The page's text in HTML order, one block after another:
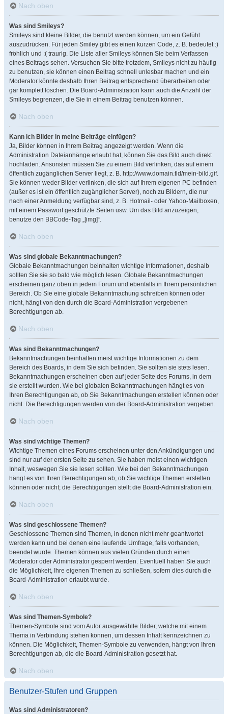
Nach oben
Was sind Smileys?
Smileys sind kleine Bilder, die benutzt werden können, um ein Gefühl
auszudrücken. Für jeden Smiley gibt es einen kurzen Code, z. B. bedeutet :)
fröhlich und :( traurig. Die Liste aller Smileys können Sie beim Verfassen
eines Beitrags sehen. Versuchen Sie bitte trotzdem, Smileys nicht zu häufig
zu benutzen, sie können einen Beitrag schnell unlesbar machen und ein
Moderator könnte deshalb Ihren Beitrag entsprechend überarbeiten oder
gar komplett löschen. Die Board-Administration kann auch die Anzahl der
Smileys begrenzen, die Sie in einem Beitrag benutzen können.
Nach oben
Kann ich Bilder in meine Beiträge einfügen?
Ja, Bilder können in Ihrem Beitrag angezeigt werden. Wenn die
Administration Dateianhänge erlaubt hat, können Sie das Bild auch direkt
hochladen. Ansonsten müssen Sie zu einem Bild verlinken, das auf einem
öffentlich zugänglichen Server liegt, z. B. http://www.domain.tld/mein-bild.gif.
Sie können weder Bilder verlinken, die sich auf Ihrem eigenen PC befinden
(außer es ist ein öffentlich zugänglicher Server), noch zu Bildern, die nur
nach einer Anmeldung verfügbar sind, z. B. Hotmail- oder Yahoo-Mailboxen,
mit einem Passwort geschützte Seiten usw. Um das Bild anzuzeigen,
benutze den BBCode-Tag „[img]“.
Nach oben
Was sind globale Bekanntmachungen?
Globale Bekanntmachungen beinhalten wichtige Informationen, deshalb
sollten Sie sie so bald wie möglich lesen. Globale Bekanntmachungen
erscheinen ganz oben in jedem Forum und ebenfalls in Ihrem persönlichen
Bereich. Ob Sie eine globale Bekanntmachung schreiben können oder
nicht, hängt von den durch die Board-Administration vergebenen
Berechtigungen ab.
Nach oben
Was sind Bekanntmachungen?
Bekanntmachungen beinhalten meist wichtige Informationen zu dem
Bereich des Boards, in dem Sie sich befinden. Sie sollten sie stets lesen.
Bekanntmachungen erscheinen oben auf jeder Seite des Forums, in dem
sie erstellt wurden. Wie bei globalen Bekanntmachungen hängt es von
Ihren Berechtigungen ab, ob Sie Bekanntmachungen erstellen können oder
nicht. Die Berechtigungen werden von der Board-Administration vergeben.
Nach oben
Was sind wichtige Themen?
Wichtige Themen eines Forums erscheinen unter den Ankündigungen und
sind nur auf der ersten Seite zu sehen. Sie haben meist einen wichtigen
Inhalt, weswegen Sie sie lesen sollten. Wie bei den Bekanntmachungen
hängt es von Ihren Berechtigungen ab, ob Sie wichtige Themen erstellen
können oder nicht; die Berechtigungen stellt die Board-Administration ein.
Nach oben
Was sind geschlossene Themen?
Geschlossene Themen sind Themen, in denen nicht mehr geantwortet
werden kann und bei denen eine laufende Umfrage, falls vorhanden,
beendet wurde. Themen können aus vielen Gründen durch einen
Moderator oder Administrator gesperrt werden. Eventuell haben Sie auch
die Möglichkeit, Ihre eigenen Themen zu schließen, sofern dies durch die
Board-Administration erlaubt wurde.
Nach oben
Was sind Themen-Symbole?
Themen-Symbole sind vom Autor ausgewählte Bilder, welche mit einem
Thema in Verbindung stehen können, um dessen Inhalt kennzeichnen zu
können. Die Möglichkeit, Themen-Symbole zu verwenden, hängt von Ihren
Berechtigungen ab, die die Board-Administration gesetzt hat.
Nach oben
Benutzer-Stufen und Gruppen
Was sind Administratoren?